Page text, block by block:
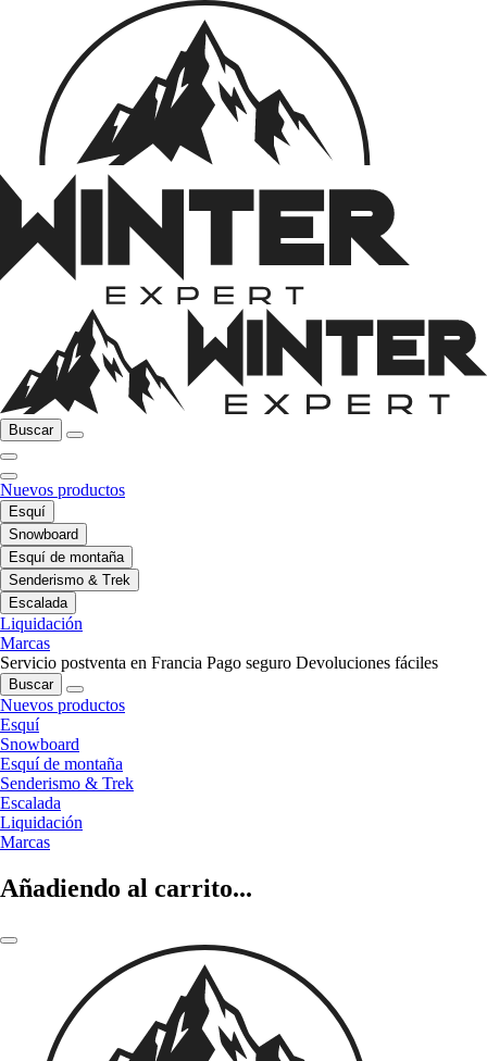
Buscar
Nuevos productos
Esquí
Snowboard
Esquí de montaña
Senderismo & Trek
Escalada
Liquidación
Marcas
Servicio postventa en Francia Pago seguro Devoluciones fáciles
Buscar
Nuevos productos
Esquí
Snowboard
Esquí de montaña
Senderismo & Trek
Escalada
Liquidación
Marcas
Añadiendo al carrito...